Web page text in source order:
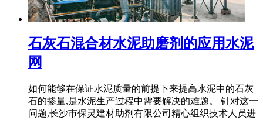
石灰石混合材水泥助磨剂的应用水泥
网
如何能够在保证水泥质量的前提下来提高水泥中的石灰
石的掺量,是水泥生产过程中需要解决的难题。 针对这一
问题,长沙市保灵建材助剂有限公司精心组织技术人员进